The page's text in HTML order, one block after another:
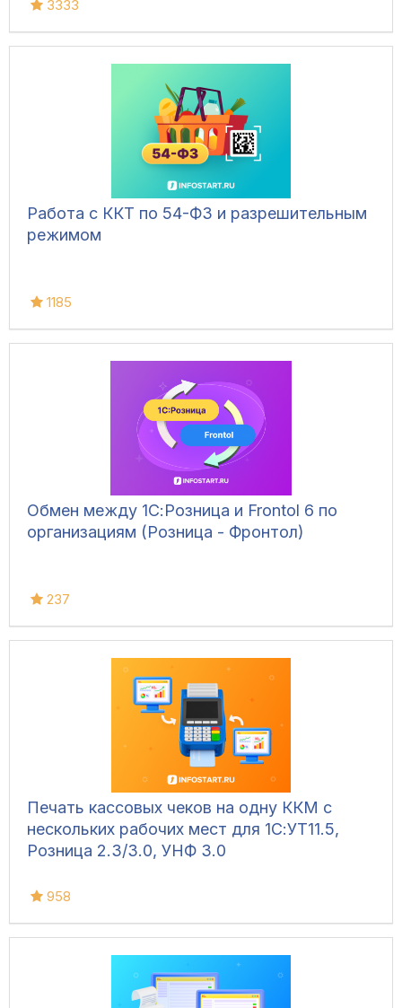
3333
Работа с ККТ по 54-ФЗ и разрешительным
режимом
1185
Обмен между 1С:Розница и Frontol 6 по
организациям (Розница - Фронтол)
237
Печать кассовых чеков на одну ККМ с
нескольких рабочих мест для 1С:УТ11.5,
Розница 2.3/3.0, УНФ 3.0
958